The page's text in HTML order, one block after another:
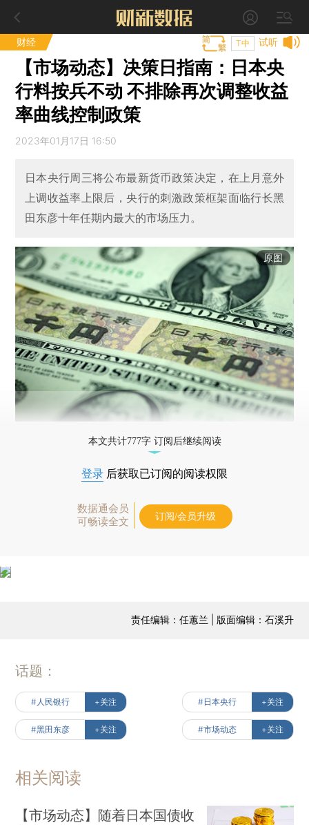
财经 试听
T中
【市场动态】决策日指南：日本央
行料按兵不动 不排除再次调整收益
率曲线控制政策
2023年01月17日 16:50
日本央行周三将公布最新货币政策决定，在上月意外
上调收益率上限后，央行的刺激政策框架面临行长黑
田东彦十年任期内最大的市场压力。
原图
本文共计777字 订阅后继续阅读
登录 后获取已订阅的阅读权限
数据通会员
可畅读全文
订阅/会员升级
责任编辑：任蕙兰 | 版面编辑：石溪升
话题：
#人民银行 +关注 #日本央行 +关注
#黑田东彦 +关注 #市场动态 +关注
相关阅读
【市场动态】随着日本国债收